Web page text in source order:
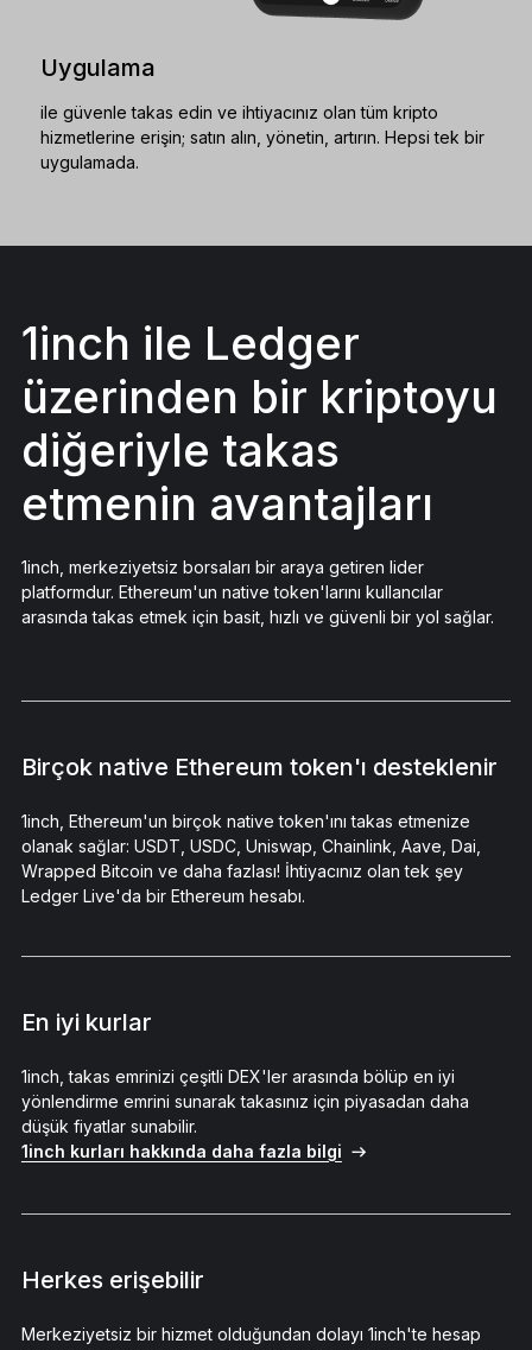
Uygulama
ile güvenle takas edin ve ihtiyacınız olan tüm kripto
hizmetlerine erişin; satın alın, yönetin, artırın. Hepsi tek bir
uygulamada.
1inch ile Ledger
üzerinden bir kriptoyu
diğeriyle takas
etmenin avantajları
1inch, merkeziyetsiz borsaları bir araya getiren lider
platformdur. Ethereum'un native token'larını kullancılar
arasında takas etmek için basit, hızlı ve güvenli bir yol sağlar.
Birçok native Ethereum token'ı desteklenir
1inch, Ethereum'un birçok native token'ını takas etmenize
olanak sağlar: USDT, USDC, Uniswap, Chainlink, Aave, Dai,
Wrapped Bitcoin ve daha fazlası! İhtiyacınız olan tek şey
Ledger Live'da bir Ethereum hesabı.
En iyi kurlar
1inch, takas emrinizi çeşitli DEX'ler arasında bölüp en iyi
yönlendirme emrini sunarak takasınız için piyasadan daha
düşük fiyatlar sunabilir.
1inch kurları hakkında daha fazla bilgi
Herkes erişebilir
Merkeziyetsiz bir hizmet olduğundan dolayı 1inch'te hesap